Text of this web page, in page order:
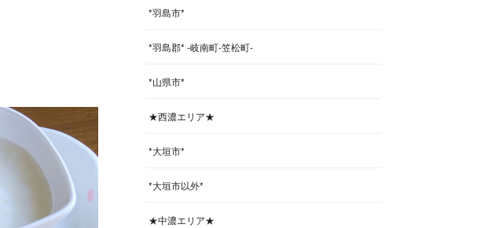
*羽島市*
*羽島郡* -岐南町-笠松町-
*山県市*
★西濃エリア★
*大垣市*
*大垣市以外*
★中濃エリア★